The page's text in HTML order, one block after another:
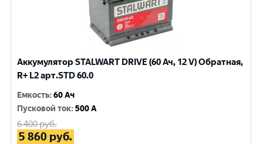
Аккумулятор STALWART DRIVE (60 Ач, 12 V) Обратная,
R+ L2 арт.STD 60.0
Емкость:60 Ач
Пусковой ток:500 A
6 400руб.
5 860 руб.